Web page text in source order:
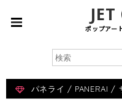
ポップアー
パネライ / PANERAI /